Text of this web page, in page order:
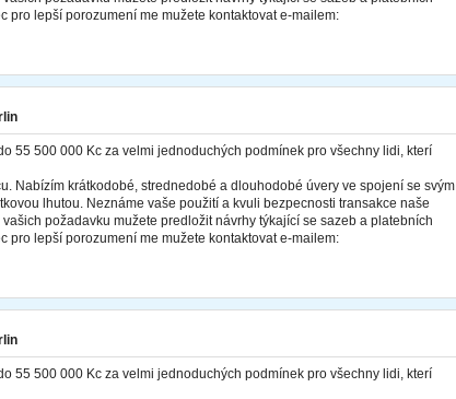
pro lepší porozumení me mužete kontaktovat e-mailem:
55 500 000 Kc za velmi jednoduchých podmínek pro všechny lidi, kterí
Nabízím krátkodobé, strednedobé a dlouhodobé úvery ve spojení se svým
lhutou. Neznáme vaše použití a kvuli bezpecnosti transakce naše
požadavku mužete predložit návrhy týkající se sazeb a platebních
pro lepší porozumení me mužete kontaktovat e-mailem:
55 500 000 Kc za velmi jednoduchých podmínek pro všechny lidi, kterí